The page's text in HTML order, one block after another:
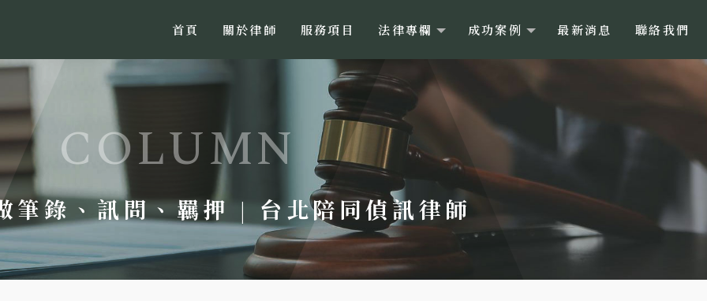
首頁 關於律師 服務項目 法律專欄 成功案例 最新消息 聯絡我們
筆錄、訊問、羈押 | 台北陪同偵訊律師